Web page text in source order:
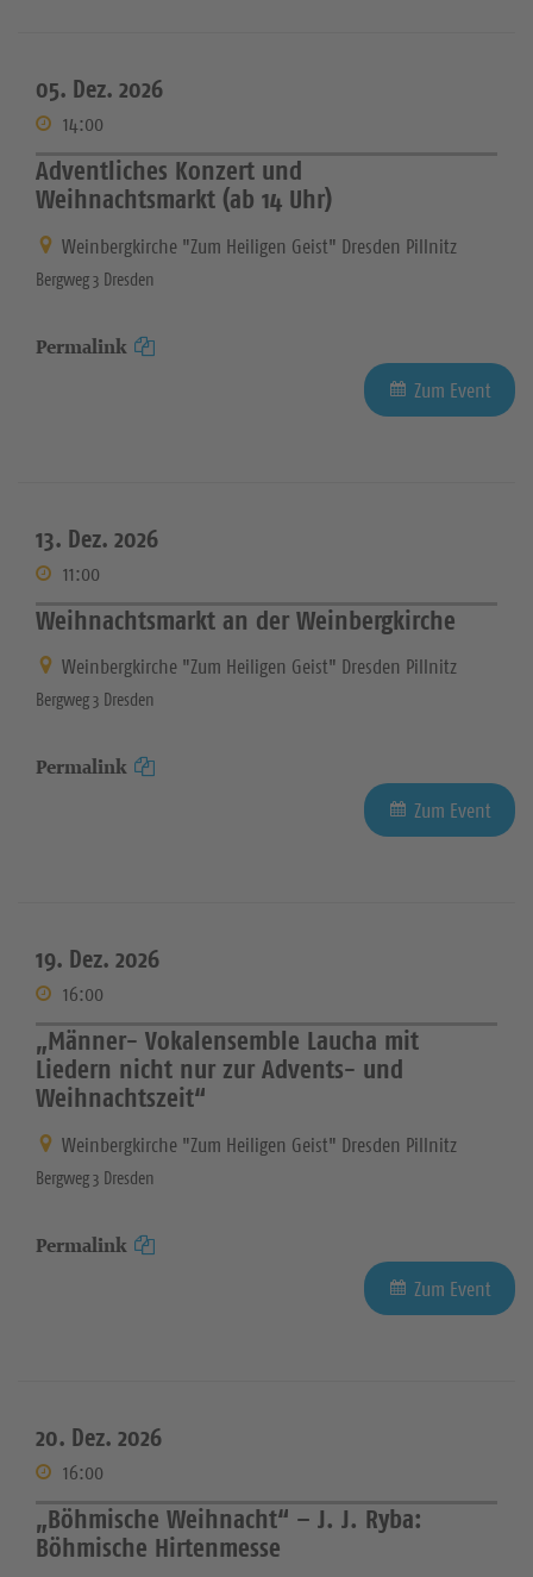
05. Dez. 2026
14:00
Adventliches Konzert und
Weihnachtsmarkt (ab 14 Uhr)
Weinbergkirche "Zum Heiligen Geist" Dresden Pillnitz
Bergweg 3 Dresden
Permalink
Zum Event
13. Dez. 2026
11:00
Weihnachtsmarkt an der Weinbergkirche
Weinbergkirche "Zum Heiligen Geist" Dresden Pillnitz
Bergweg 3 Dresden
Permalink
Zum Event
19. Dez. 2026
16:00
„Männer- Vokalensemble Laucha mit
Liedern nicht nur zur Advents- und
Weihnachtszeit“
Weinbergkirche "Zum Heiligen Geist" Dresden Pillnitz
Bergweg 3 Dresden
Permalink
Zum Event
20. Dez. 2026
16:00
„Böhmische Weihnacht“ – J. J. Ryba:
Böhmische Hirtenmesse